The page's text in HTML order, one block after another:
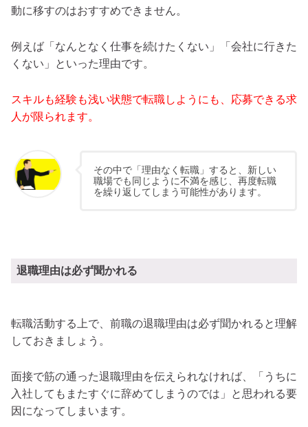
動に移すのはおすすめできません。
例えば「なんとなく仕事を続けたくない」「会社に行きた
くない」といった理由です。
スキルも経験も浅い状態で転職しようにも、応募できる求
人が限られます。
その中で「理由なく転職」すると、新しい
職場でも同じように不満を感じ、再度転職
を繰り返してしまう可能性があります。
退職理由は必ず聞かれる
転職活動する上で、前職の退職理由は必ず聞かれると理解
しておきましょう。
面接で筋の通った退職理由を伝えられなければ、「うちに
入社してもまたすぐに辞めてしまうのでは」と思われる要
因になってしまいます。